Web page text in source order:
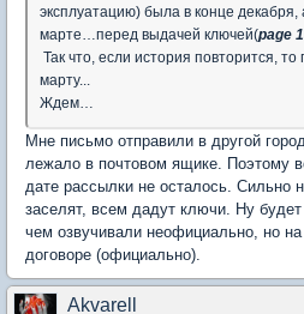
эксплуатацию) была в конце декабря,
марте…перед выдачей ключей(page
Так что, если история повторится,
марту...
Ждем…
Мне письмо отправили в другой
лежало в почтовом ящике. Поэтому
дате рассылки не осталось. Сильно
заселят, всем дадут ключи. Ну
чем озвучивали неофициально, но
договоре (официально).
Akvarell